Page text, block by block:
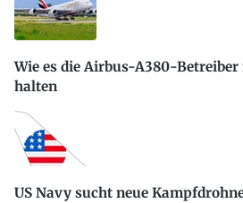
Wie es die Airbus-A380-
halten
US Navy sucht neue